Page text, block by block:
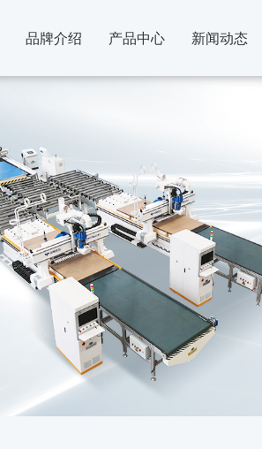
品牌介绍 产品中心 新闻动态